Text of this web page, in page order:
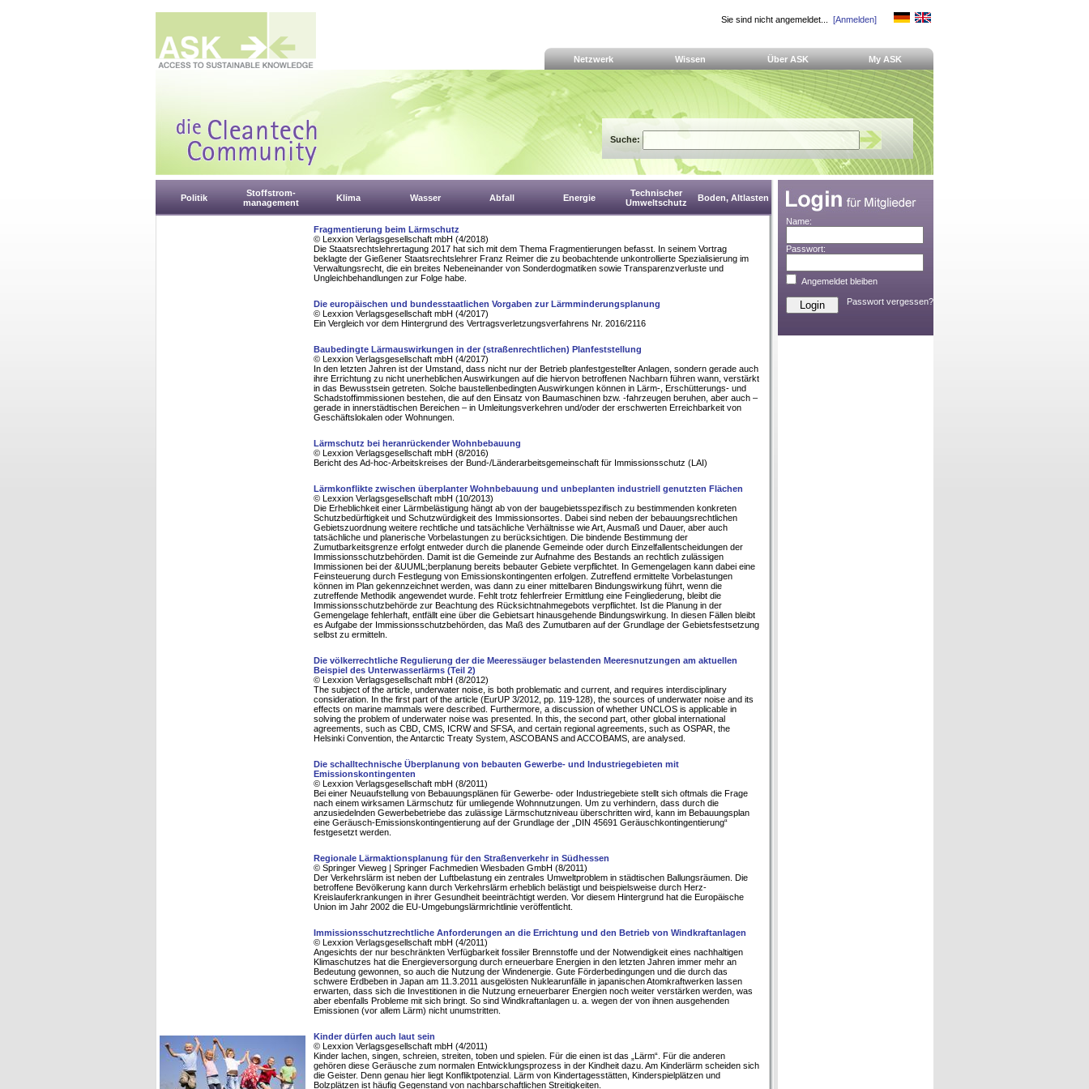
Sie sind nicht angemeldet... [Anmelden]
Netzwerk Wissen Über ASK My ASK
Suche:
Politik
Stoffstrom-
management
Klima Wasser Abfall Energie
Technischer
Umweltschutz
Boden, Altlasten
Fragmentierung beim Lärmschutz
© Lexxion Verlagsgesellschaft mbH (4/2018)
Die Staatsrechtslehrertagung 2017 hat sich mit dem Thema Fragmentierungen befasst. In seinem Vortrag
beklagte der Gießener Staatsrechtslehrer Franz Reimer die zu beobachtende unkontrollierte Spezialisierung im
Verwaltungsrecht, die ein breites Nebeneinander von Sonderdogmatiken sowie Transparenzverluste und
Ungleichbehandlungen zur Folge habe.
Die europäischen und bundesstaatlichen Vorgaben zur Lärmminderungsplanung
© Lexxion Verlagsgesellschaft mbH (4/2017)
Ein Vergleich vor dem Hintergrund des Vertragsverletzungsverfahrens Nr. 2016/2116
Baubedingte Lärmauswirkungen in der (straßenrechtlichen) Planfeststellung
© Lexxion Verlagsgesellschaft mbH (4/2017)
In den letzten Jahren ist der Umstand, dass nicht nur der Betrieb planfestgestellter Anlagen, sondern gerade auch
ihre Errichtung zu nicht unerheblichen Auswirkungen auf die hiervon betroffenen Nachbarn führen wann, verstärkt
in das Bewusstsein getreten. Solche baustellenbedingten Auswirkungen können in Lärm-, Erschütterungs- und
Schadstoffimmissionen bestehen, die auf den Einsatz von Baumaschinen bzw. -fahrzeugen beruhen, aber auch –
gerade in innerstädtischen Bereichen – in Umleitungsverkehren und/oder der erschwerten Erreichbarkeit von
Geschäftslokalen oder Wohnungen.
Lärmschutz bei heranrückender Wohnbebauung
© Lexxion Verlagsgesellschaft mbH (8/2016)
Bericht des Ad-hoc-Arbeitskreises der Bund-/Länderarbeitsgemeinschaft für Immissionsschutz (LAI)
Lärmkonflikte zwischen überplanter Wohnbebauung und unbeplanten industriell genutzten Flächen
© Lexxion Verlagsgesellschaft mbH (10/2013)
Die Erheblichkeit einer Lärmbelästigung hängt ab von der baugebietsspezifisch zu bestimmenden konkreten
Schutzbedürftigkeit und Schutzwürdigkeit des Immissionsortes. Dabei sind neben der bebauungsrechtlichen
Gebietszuordnung weitere rechtliche und tatsächliche Verhältnisse wie Art, Ausmaß und Dauer, aber auch
tatsächliche und planerische Vorbelastungen zu berücksichtigen. Die bindende Bestimmung der
Zumutbarkeitsgrenze erfolgt entweder durch die planende Gemeinde oder durch Einzelfallentscheidungen der
Immissionsschutzbehörden. Damit ist die Gemeinde zur Aufnahme des Bestands an rechtlich zulässigen
Immissionen bei der &UUML;berplanung bereits bebauter Gebiete verpflichtet. In Gemengelagen kann dabei eine
Feinsteuerung durch Festlegung von Emissionskontingenten erfolgen. Zutreffend ermittelte Vorbelastungen
können im Plan gekennzeichnet werden, was dann zu einer mittelbaren Bindungswirkung führt, wenn die
zutreffende Methodik angewendet wurde. Fehlt trotz fehlerfreier Ermittlung eine Feingliederung, bleibt die
Immissionsschutzbehörde zur Beachtung des Rücksichtnahmegebots verpflichtet. Ist die Planung in der
Gemengelage fehlerhaft, entfällt eine über die Gebietsart hinausgehende Bindungswirkung. In diesen Fällen bleibt
es Aufgabe der Immissionsschutzbehörden, das Maß des Zumutbaren auf der Grundlage der Gebietsfestsetzung
selbst zu ermitteln.
Die völkerrechtliche Regulierung der die Meeressäuger belastenden Meeresnutzungen am aktuellen
Beispiel des Unterwasserlärms (Teil 2)
© Lexxion Verlagsgesellschaft mbH (8/2012)
The subject of the article, underwater noise, is both problematic and current, and requires interdisciplinary
consideration. In the first part of the article (EurUP 3/2012, pp. 119-128), the sources of underwater noise and its
effects on marine mammals were described. Furthermore, a discussion of whether UNCLOS is applicable in
solving the problem of underwater noise was presented. In this, the second part, other global international
agreements, such as CBD, CMS, ICRW and SFSA, and certain regional agreements, such as OSPAR, the
Helsinki Convention, the Antarctic Treaty System, ASCOBANS and ACCOBAMS, are analysed.
Die schalltechnische Überplanung von bebauten Gewerbe- und Industriegebieten mit
Emissionskontingenten
© Lexxion Verlagsgesellschaft mbH (8/2011)
Bei einer Neuaufstellung von Bebauungsplänen für Gewerbe- oder Industriegebiete stellt sich oftmals die Frage
nach einem wirksamen Lärmschutz für umliegende Wohnnutzungen. Um zu verhindern, dass durch die
anzusiedelnden Gewerbebetriebe das zulässige Lärmschutzniveau überschritten wird, kann im Bebauungsplan
eine Geräusch-Emissionskontingentierung auf der Grundlage der „DIN 45691 Geräuschkontingentierung“
festgesetzt werden.
Regionale Lärmaktionsplanung für den Straßenverkehr in Südhessen
© Springer Vieweg | Springer Fachmedien Wiesbaden GmbH (8/2011)
Der Verkehrslärm ist neben der Luftbelastung ein zentrales Umweltproblem in städtischen Ballungsräumen. Die
betroffene Bevölkerung kann durch Verkehrslärm erheblich belästigt und beispielsweise durch Herz-
Kreislauferkrankungen in ihrer Gesundheit beeinträchtigt werden. Vor diesem Hintergrund hat die Europäische
Union im Jahr 2002 die EU-Umgebungslärmrichtlinie veröffentlicht.
Immissionsschutzrechtliche Anforderungen an die Errichtung und den Betrieb von Windkraftanlagen
© Lexxion Verlagsgesellschaft mbH (4/2011)
Angesichts der nur beschränkten Verfügbarkeit fossiler Brennstoffe und der Notwendigkeit eines nachhaltigen
Klimaschutzes hat die Energieversorgung durch erneuerbare Energien in den letzten Jahren immer mehr an
Bedeutung gewonnen, so auch die Nutzung der Windenergie. Gute Förderbedingungen und die durch das
schwere Erdbeben in Japan am 11.3.2011 ausgelösten Nuklearunfälle in japanischen Atomkraftwerken lassen
erwarten, dass sich die Investitionen in die Nutzung erneuerbarer Energien noch weiter verstärken werden, was
aber ebenfalls Probleme mit sich bringt. So sind Windkraftanlagen u. a. wegen der von ihnen ausgehenden
Emissionen (vor allem Lärm) nicht unumstritten.
Kinder dürfen auch laut sein
© Lexxion Verlagsgesellschaft mbH (4/2011)
Kinder lachen, singen, schreien, streiten, toben und spielen. Für die einen ist das „Lärm“. Für die anderen
gehören diese Geräusche zum normalen Entwicklungsprozess in der Kindheit dazu. Am Kinderlärm scheiden sich
die Geister. Denn genau hier liegt Konfliktpotenzial. Lärm von Kindertagesstätten, Kinderspielplätzen und
Bolzplätzen ist häufig Gegenstand von nachbarschaftlichen Streitigkeiten.
Name:
Passwort:
Angemeldet bleiben
Passwort vergessen?